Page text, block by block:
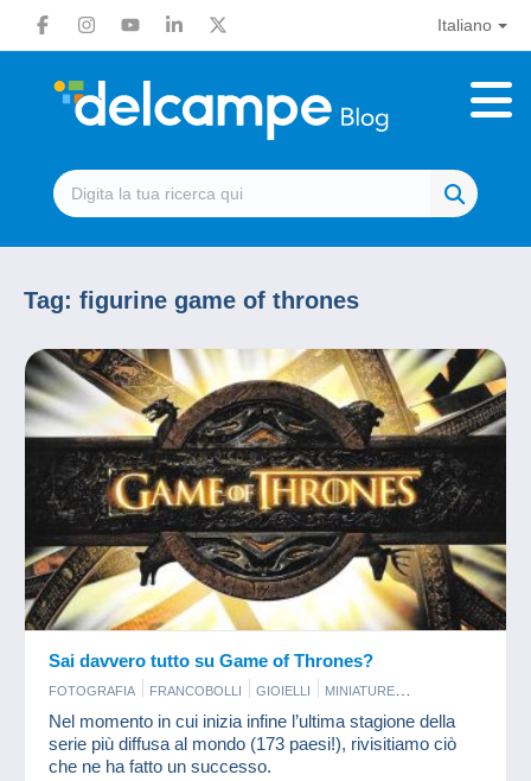
Italiano
Tag: figurine game of thrones
Sai davvero tutto su Game of Thrones?
FOTOGRAFIA FRANCOBOLLI GIOIELLI
MINIATURE
MONETE & BANCONOTE
Nel momento in cui inizia infine l’ultima stagione della
serie più diffusa al mondo (173 paesi!), rivisitiamo ciò
che ne ha fatto un successo.